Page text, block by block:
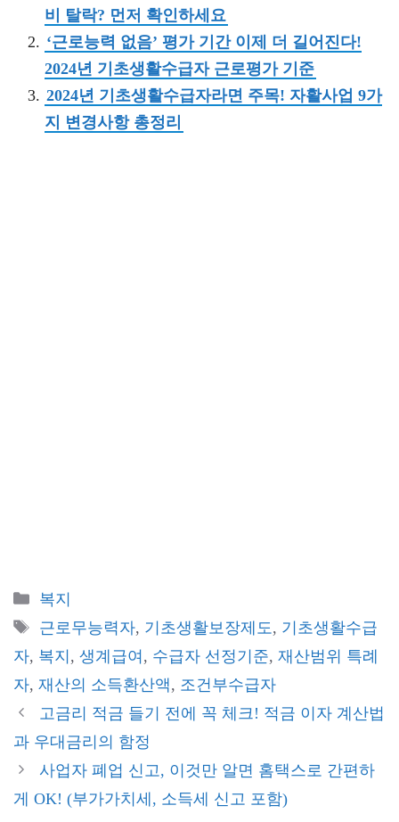
비 탈락? 먼저 확인하세요
‘근로능력 없음’ 평가 기간 이제 더 길어진다!
2024년 기초생활수급자 근로평가 기준
2024년 기초생활수급자라면 주목! 자활사업 9가
지 변경사항 총정리
카
테
리
복지
태
그
근로무능력자, 기초생활보장제도, 기초생활수급
자, 복지 , 생계급여 , 수급자 선정기준, 재산범위 특례
자, 재산의 소득환산액, 조건부수급자
고금리 적금 들기 전에 꼭 체크! 적금 이자 계산법
과 우대금리의 함정
사업자 폐업 신고, 이것만 알면 홈택스로 간편하
게 OK! (부가가치세, 소득세 신고 포함)